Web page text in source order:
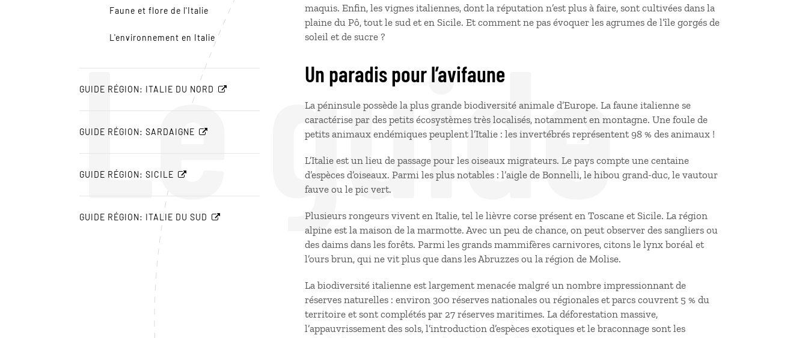
Le guide
Faune et flore de l'Italie
L'environnement en Italie
GUIDE RÉGION: ITALIE DU NORD
GUIDE RÉGION: SARDAIGNE
GUIDE RÉGION: SICILE
GUIDE RÉGION: ITALIE DU SUD
maquis. Enfin, les vignes italiennes, dont la réputation n’est plus à faire, sont cultivées dans la
plaine du Pô, tout le sud et en Sicile. Et comment ne pas évoquer les agrumes de l’île gorgés de
soleil et de sucre ?
Un paradis pour l’avifaune
La péninsule possède la plus grande biodiversité animale d’Europe. La faune italienne se
caractérise par des petits écosystèmes très localisés, notamment en montagne. Une foule de
petits animaux endémiques peuplent l’Italie : les invertébrés représentent 98 % des animaux !
L’Italie est un lieu de passage pour les oiseaux migrateurs. Le pays compte une centaine
d’espèces d’oiseaux. Parmi les plus notables : l’aigle de Bonnelli, le hibou grand-duc, le vautour
fauve ou le pic vert.
Plusieurs rongeurs vivent en Italie, tel le lièvre corse présent en Toscane et Sicile. La région
alpine est la maison de la marmotte. Avec un peu de chance, on peut observer des sangliers ou
des daims dans les forêts. Parmi les grands mammifères carnivores, citons le lynx boréal et
l’ours brun, qui ne vit plus que dans les Abruzzes ou la région de Molise.
La biodiversité italienne est largement menacée malgré un nombre impressionnant de
réserves naturelles : environ 300 réserves nationales ou régionales et parcs couvrent 5 % du
territoire et sont complétés par 27 réserves maritimes. La déforestation massive,
l’appauvrissement des sols, l’introduction d’espèces exotiques et le braconnage sont les